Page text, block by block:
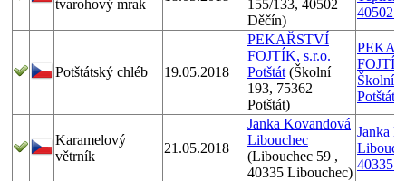
tvarohový mrak
155/133, 40502
Děčín)
40502
Potštátský chléb 19.05.2018
PEKAŘSTVÍ
FOJTÍK, s.r.o.
Potštát (Školní
193, 75362
Potštát)
Školní
Potštát
Karamelový
větrník
21.05.2018
Janka Kovandová
Libouchec
(Libouchec 59 ,
40335 Libouchec)
Janka
40335